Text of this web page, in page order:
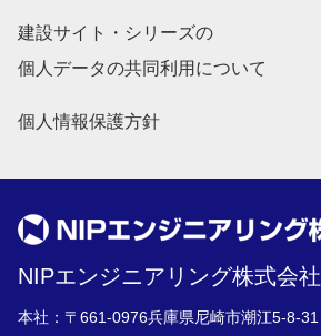
建設サイト・シリーズの
個人データの共同利用について
個人情報保護方針
NIPエンジニアリング株式会社
本社：〒661-0976兵庫県尼崎市潮江5-8-31